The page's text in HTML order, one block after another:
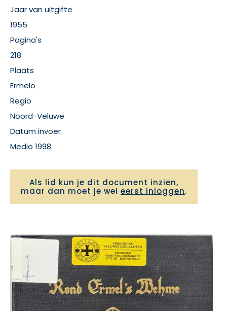
Jaar van uitgifte
1955
Pagina's
218
Plaats
Ermelo
Regio
Noord-Veluwe
Datum invoer
Medio 1998
Als lid kun je dit document inzien,
maar dan moet je wel eerst inloggen.